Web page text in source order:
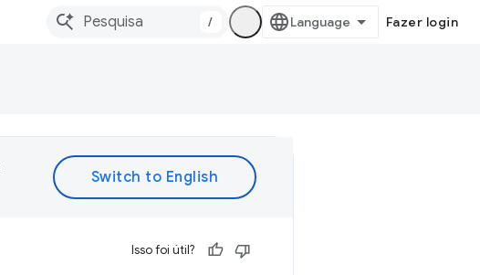
/ Fazer login
Isso foi útil?